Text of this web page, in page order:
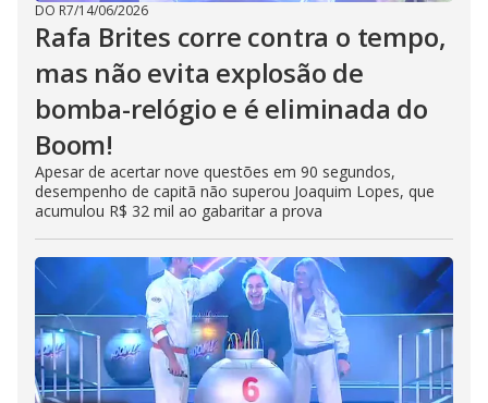
DO R7/14/06/2026
Rafa Brites corre contra o tempo,
mas não evita explosão de
bomba-relógio e é eliminada do
Boom!
Apesar de acertar nove questões em 90 segundos,
desempenho de capitã não superou Joaquim Lopes, que
acumulou R$ 32 mil ao gabaritar a prova